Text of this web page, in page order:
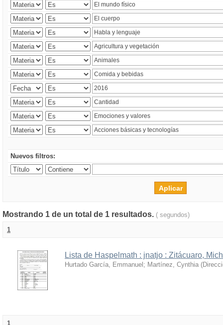
Nuevos filtros:
Mostrando 1 de un total de 1 resultados. ( segundos)
1
Lista de Haspelmath : jnatjo : Zitácuaro,
Hurtado García, Emmanuel ; Martínez, Cynthia (
1